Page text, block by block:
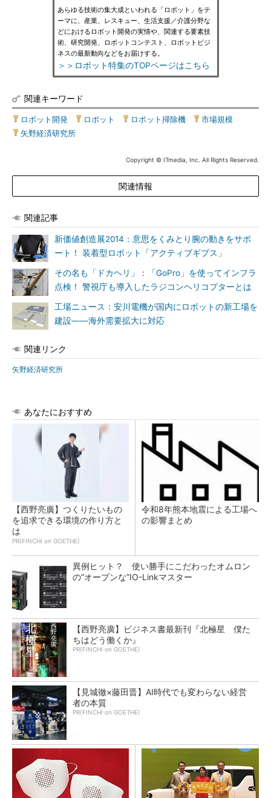
あらゆる技術の集大成といわれる「ロボット」をテ
ーマに、産業、レスキュー、生活支援／介護分野な
どにおけるロボット開発の実情や、関連する要素技
術、研究開発、ロボットコンテスト、ロボットビジ
ネスの最新動向などをお届けする。
＞＞ロボット特集のTOPページはこちら
関連キーワード
ロボット開発 ロボット ロボット掃除機 市場規模
矢野経済研究所
Copyright © ITmedia, Inc. All Rights Reserved.
関連情報
関連記事
新価値創造展2014：意思をくみとり腕の動きをサポ
ート！ 装着型ロボット「アクティブギプス」
その名も「ドカヘリ」：「GoPro」を使ってインフラ
点検！ 警視庁も導入したラジコンヘリコプターとは
工場ニュース：安川電機が国内にロボットの新工場を
建設――海外需要拡大に対応
関連リンク
矢野経済研究所
あなたにおすすめ
【西野亮廣】つくりたいもの
を追求できる環境の作り方と
は
PR(FINCHI on GOETHE)
令和8年熊本地震による工場へ
の影響まとめ
異例ヒット？ 使い勝手にこだわったオムロン
の“オープンな”IO-Linkマスター
【西野亮廣】ビジネス書最新刊『北極星 僕た
ちはどう働くか』
PR(FINCHI on GOETHE)
【見城徹×藤田晋】AI時代でも変わらない経営
者の本質
PR(FINCHI on GOETHE)